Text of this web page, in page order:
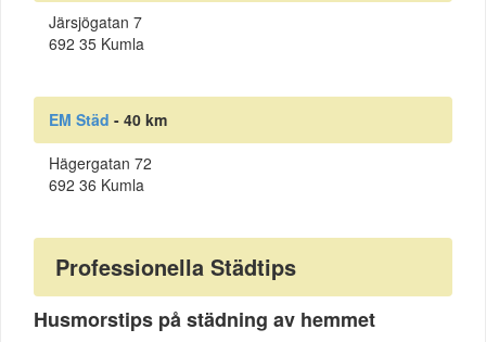
Järsjögatan 7
692 35 Kumla
EM Städ - 40 km
Hägergatan 72
692 36 Kumla
Professionella Städtips
Husmorstips på städning av hemmet